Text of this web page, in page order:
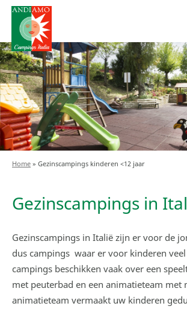
Home » Gezinscampings kinderen <12 jaar
Gezinscampings in
Gezinscampings in Italië zijn er voor de
dus campings waar er voor kinderen veel
campings beschikken vaak over een
met peuterbad en een animatieteam met
animatieteam vermaakt uw kinderen